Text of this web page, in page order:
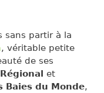
sans partir à la
, véritable petite
de ses
et
Baies du Monde,